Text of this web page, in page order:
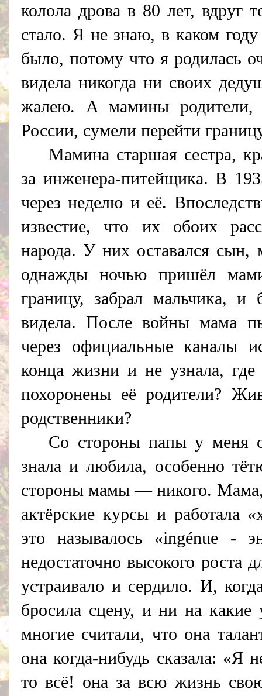
колола дрова в 80 лет, вдруг
стало. Я не знаю, в каком
было, потому что я родилась
видела никогда ни своих
жалею. A мамины родители,
России, сумели перейти
Мамина старшая сестра,
за инженера-питейщика. В
через неделю и её.
известие, что их обоих
народа. У них оставался сын,
однажды ночью пришёл
границу, забрал мальчика,
видела. После войны мама
через официальные каналы
конца жизни и не узнала,
похоронены её родители?
родственники?
Со стороны папы у меня
знала и любила, особенно
стороны мамы — никого.
актёрские курсы и работала
это называлось «ingénue -
недостаточно высокого роста
устраивало и сердило. И,
бросила сцену, и ни на какие
многие считали, что она
она когда-нибудь сказала:
то всё! она за всю жизнь